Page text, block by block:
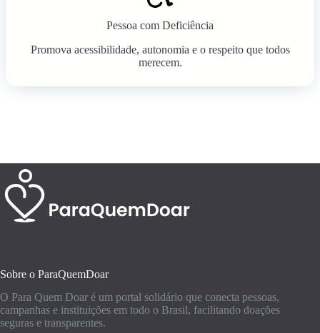
Pessoa com Deficiência
Promova acessibilidade, autonomia e o respeito que todos
merecem.
Sobre o ParaQuemDoar
O Para Quem Doar é um portal solidário que conecta pessoas,
campanhas e instituições em todo o Brasil, facilitando doações
seguras e transparentes.